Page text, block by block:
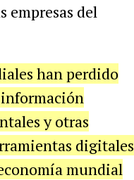
empresas del
han perdido
y otras
digitales
mundial